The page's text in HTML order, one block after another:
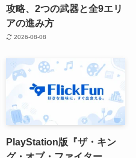
攻略、2つの武器と全9エリ
アの進み方
2026-08-08
PlayStation版『ザ・キン